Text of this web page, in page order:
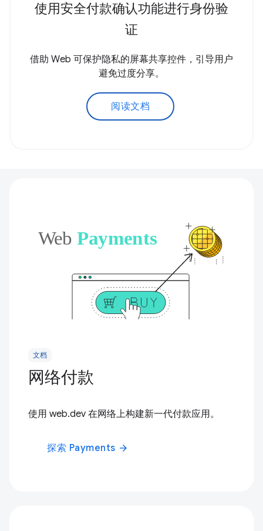
使用安全付款确认功能进行身份验
证
借助 Web 可保护隐私的屏幕共享控件，引导用户
避免过度分享。
阅读文档
文档
网络付款
使用 web.dev 在网络上构建新一代付款应用。
探索 Payments arrow_forward